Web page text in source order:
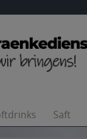
Saft